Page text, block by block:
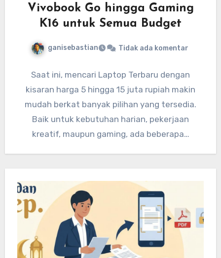
Vivobook Go hingga Gaming
K16 untuk Semua Budget
ganisebastian Tidak ada komentar
Saat ini, mencari Laptop Terbaru dengan
kisaran harga 5 hingga 15 juta rupiah makin
mudah berkat banyak pilihan yang tersedia.
Baik untuk kebutuhan harian, pekerjaan
kreatif, maupun gaming, ada beberapa…